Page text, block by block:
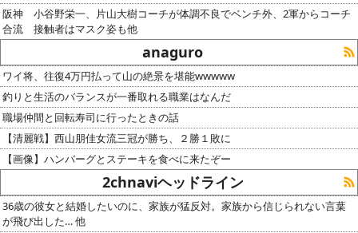
阪神 小谷野栄一、片山大樹コーチが体調不良でベンチ外、2軍からコーチ
合流 接触者はマスク姿も他
anaguro
ワイ将、往復4万円払って山の絶景を堪能wwwww
釣りと生活のバランスが一番取れる職業はなんだ
職場仲間と回転寿司に行ったときの話
【清麗戦】西山朋佳女流三冠が勝ち、２勝１敗に
【画像】ハンバーグとステーキを食べに来たぞー
2chnaviヘッドライン
36歳の彼女と結婚したいのに、家族が猛反対。家族から信じられない言葉
が飛び出した… 他